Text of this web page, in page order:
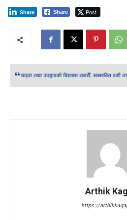
Share Post
Share
Arthik
https://